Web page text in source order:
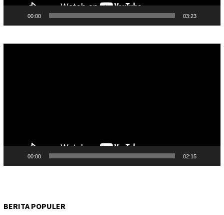
00:00 03:23
00:00 02:15
BERITA POPULER